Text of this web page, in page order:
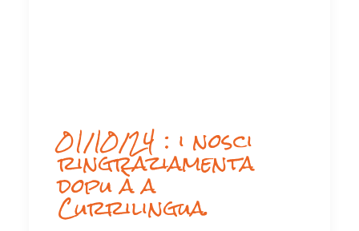
01/10/24 : i nosci
ringraziamenta
dopu à a
Currilingua.